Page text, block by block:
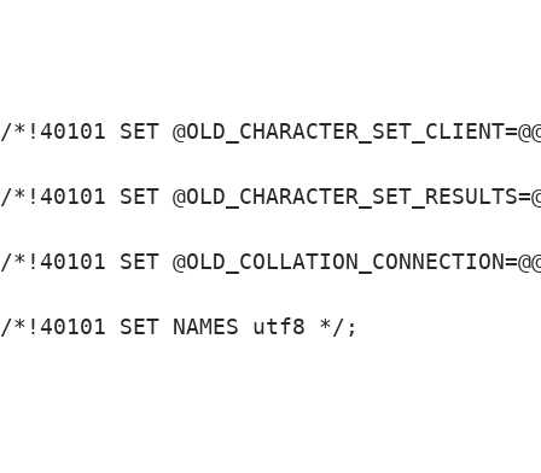
/*!40101 SET
/*!40101 SET
/*!40101 SET
/*!40101 SET NAMES utf8 */;